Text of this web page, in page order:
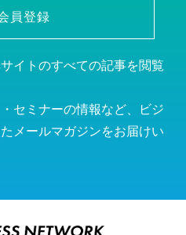
員登録
イトのすべての記事を閲覧
セミナーの情報など、ビジ
メールマガジンをお届けい